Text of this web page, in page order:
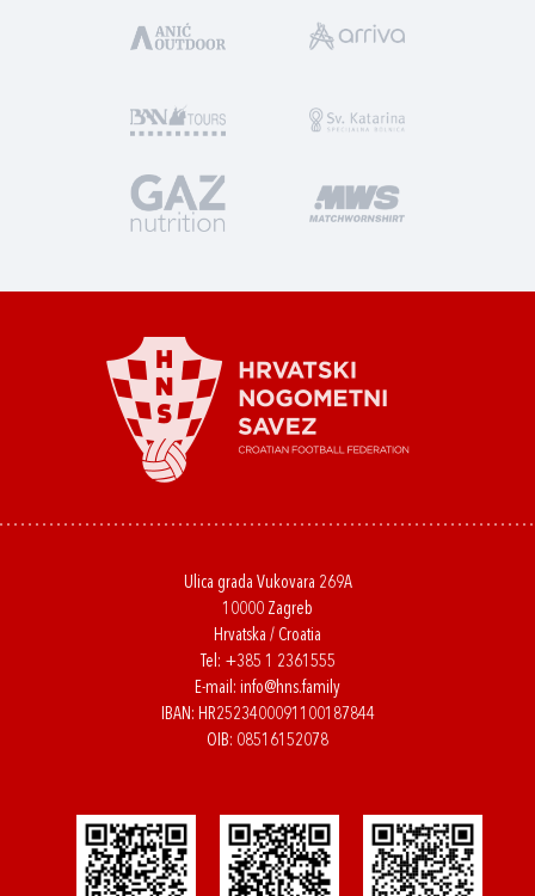
Ulica grada Vukovara 269A
10000 Zagreb
Hrvatska / Croatia
Tel: +385 1 2361555
E-mail: info@hns.family
IBAN: HR2523400091100187844
OIB: 08516152078